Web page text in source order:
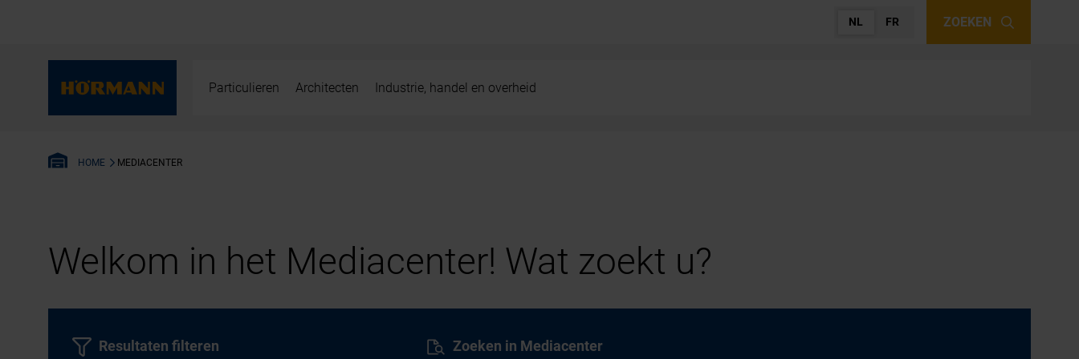
NL FR ZOEKEN
Particulieren Architecten Industrie, handel en overheid
HOME MEDIACENTER
Welkom in het Mediacenter! Wat zoekt u?
Zoeken in Mediacenter
Resultaten filteren